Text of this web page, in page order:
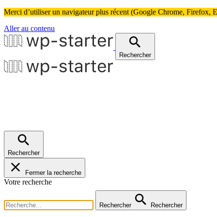
Merci d’utiliser un navigateur plus récent (Google Chrome, Firefox,
Aller au contenu
Rechercher
Accordéon
Rechercher
Fermer la recherche
Votre recherche
Rechercher Rechercher